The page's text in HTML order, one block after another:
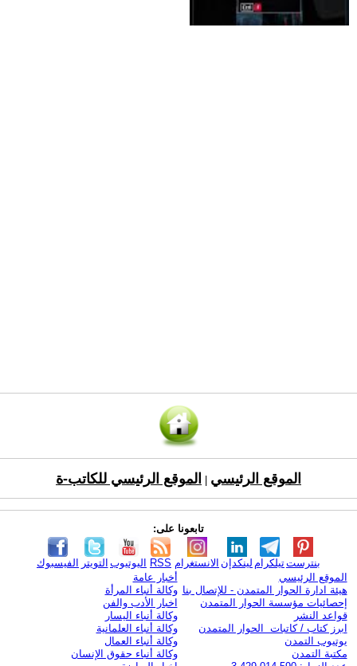
الموقع الرئيسي الموقع الرئيسي للكاتب-ة
تابعونا على:
الفيسبوك التويتر اليوتيوب RSS الانستغرام لينكدإن تيلكرامبنترست
الموقع الرئيسي
هيئة ادارة الحوار المتمدن - للإتصال بنا
إحصائيات مؤسسة الحوار المتمدن
قواعد النشر
ابرز كتاب / كاتبات الحوار المتمدن
يوتيوب التمدن
مكتبة التمدن
أخبار عامة
وكالة أنباء المرأة
اخبار الأدب والفن
وكالة أنباء اليسار
وكالة أنباء العلمانية
وكالة أنباء العمال
وكالة أنباء حقوق الإنسان